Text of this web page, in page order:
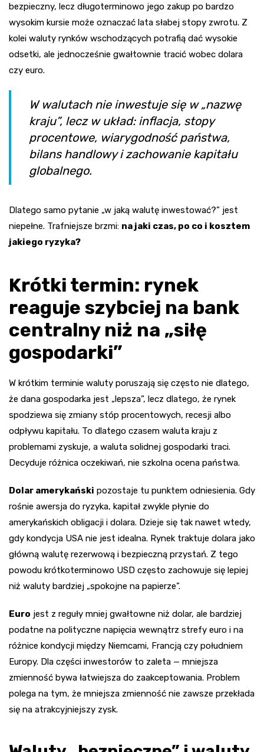
bezpieczny, lecz długoterminowo jego zakup po bardzo
wysokim kursie może oznaczać lata słabej stopy zwrotu. Z
kolei waluty rynków wschodzących potrafią dać wysokie
odsetki, ale jednocześnie gwałtownie tracić wobec dolara
czy euro.
W walutach nie inwestuje się w „nazwę
kraju”, lecz w układ: inflacja, stopy
procentowe, wiarygodność państwa,
bilans handlowy i zachowanie kapitału
globalnego.
Dlatego samo pytanie „w jaką walutę inwestować?” jest
niepełne. Trafniejsze brzmi: na jaki czas, po co i kosztem
jakiego ryzyka?
Krótki termin: rynek
reaguje szybciej na bank
centralny niż na „siłę
gospodarki”
W krótkim terminie waluty poruszają się często nie dlatego,
że dana gospodarka jest „lepsza”, lecz dlatego, że rynek
spodziewa się zmiany stóp procentowych, recesji albo
odpływu kapitału. To dlatego czasem waluta kraju z
problemami zyskuje, a waluta solidnej gospodarki traci.
Decyduje różnica oczekiwań, nie szkolna ocena państwa.
Dolar amerykański pozostaje tu punktem odniesienia. Gdy
rośnie awersja do ryzyka, kapitał zwykle płynie do
amerykańskich obligacji i dolara. Dzieje się tak nawet wtedy,
gdy kondycja USA nie jest idealna. Rynek traktuje dolara jako
główną walutę rezerwową i bezpieczną przystań. Z tego
powodu krótkoterminowo USD często zachowuje się lepiej
niż waluty bardziej „spokojne na papierze”.
Euro jest z reguły mniej gwałtowne niż dolar, ale bardziej
podatne na polityczne napięcia wewnątrz strefy euro i na
różnice kondycji między Niemcami, Francją czy południem
Europy. Dla części inwestorów to zaleta — mniejsza
zmienność bywa łatwiejsza do zaakceptowania. Problem
polega na tym, że mniejsza zmienność nie zawsze przekłada
się na atrakcyjniejszy zysk.